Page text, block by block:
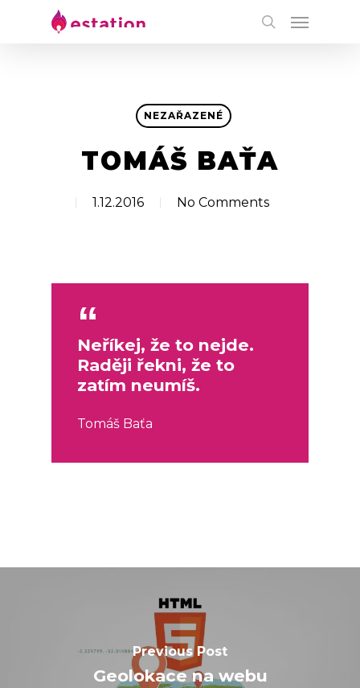
NEZAŘAZENÉ
TOMÁŠ BAŤA
1.12.2016 No Comments
Neříkej, že to nejde.
Raději řekni, že to
zatím neumíš.
Tomáš Baťa
Previous Post
Geolokace na webu